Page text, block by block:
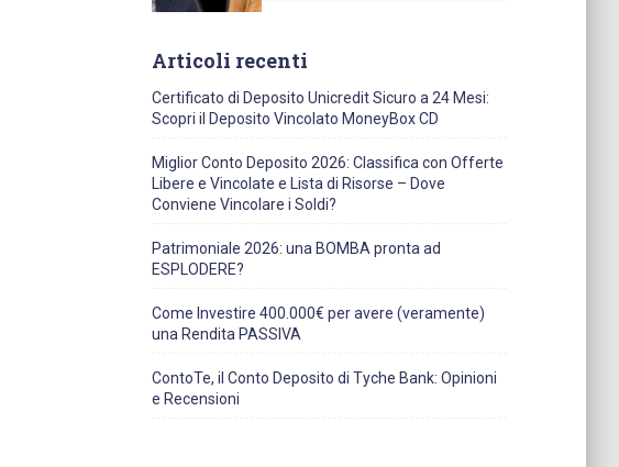
Articoli recenti
Certificato di Deposito Unicredit Sicuro a 24 Mesi:
Scopri il Deposito Vincolato MoneyBox CD
Miglior Conto Deposito 2026: Classifica con Offerte
Libere e Vincolate e Lista di Risorse – Dove
Conviene Vincolare i Soldi?
Patrimoniale 2026: una BOMBA pronta ad
ESPLODERE?
Come Investire 400.000€ per avere (veramente)
una Rendita PASSIVA
ContoTe, il Conto Deposito di Tyche Bank: Opinioni
e Recensioni